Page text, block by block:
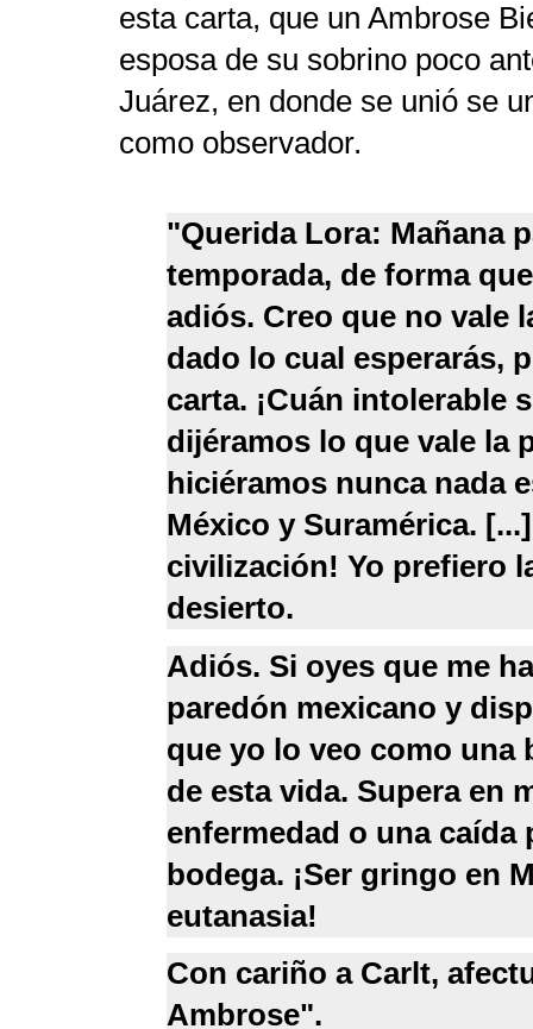
esta carta, que un Ambrose
esposa de su sobrino poco
Juárez, en donde se unió se
como observador.
"Querida Lora: Mañana
temporada, de forma
adiós. Creo que no vale
dado lo cual esperarás,
carta. ¡Cuán intolerable
dijéramos lo que vale la
hiciéramos nunca nada
México y Suramérica.
civilización! Yo prefiero
desierto.
Adiós. Si oyes que me
paredón mexicano y
que yo lo veo como una
de esta vida. Supera en
enfermedad o una caída
bodega. ¡Ser gringo en
eutanasia!
Con cariño a Carlt,
Ambrose".